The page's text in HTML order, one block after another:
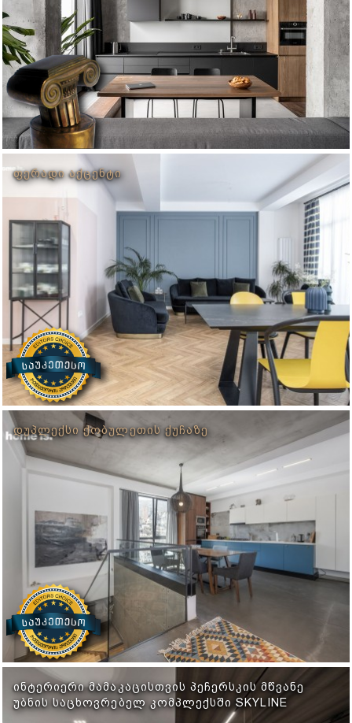
ᲤᲔᲠᲐᲓᲘ ᲐᲥᲪᲔᲜᲢᲘ
ᲓᲣᲞᲚᲔᲥᲡᲘ ᲥᲝᲑᲣᲚᲔᲗᲘᲡ ᲥᲣᲩᲐᲖᲔ
ᲘᲜᲢᲔᲠᲘᲔᲠᲘ ᲛᲐᲛᲐᲙᲐᲪᲘᲡᲗᲕᲘᲡ ᲞᲔᲩᲔᲠᲡᲙᲘᲡ ᲛᲬᲕᲐᲜᲔ
ᲣᲑᲜᲘᲡ ᲡᲐᲪᲮᲝᲕᲠᲔᲑᲔᲚ ᲙᲝᲛᲞᲚᲔᲥᲡᲨᲘ SKYLINE